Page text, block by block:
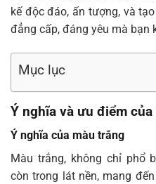
kế độc đáo, ấn tượng, và
đẳng cấp, đáng yêu mà bạn
Mục lục
Ý nghĩa và ưu điểm của
Ý nghĩa của màu trắng
Màu trắng, không chỉ phổ
còn trong lát nền, mang